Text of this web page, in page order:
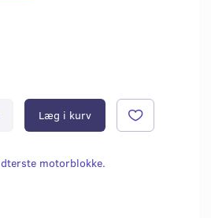
Læg i kurv
motorblokke.